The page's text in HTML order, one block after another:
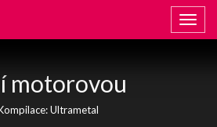
motorovou
Ultrametal